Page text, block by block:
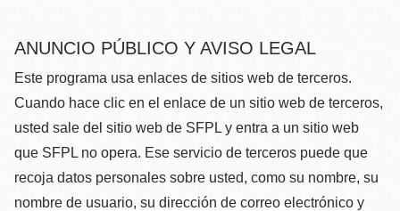
ANUNCIO PÚBLICO Y AVISO LEGAL
Este programa usa enlaces de sitios web de terceros.
Cuando hace clic en el enlace de un sitio web de terceros,
usted sale del sitio web de SFPL y entra a un sitio web
que SFPL no opera. Ese servicio de terceros puede que
recoja datos personales sobre usted, como su nombre, su
nombre de usuario, su dirección de correo electrónico y